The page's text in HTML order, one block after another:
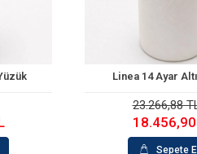
Sepete Ekle
Linea 14 Ayar Altın Yüzük